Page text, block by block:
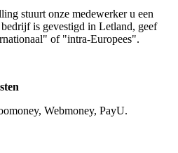
stuurt onze medewerker u een
is gevestigd in Letland, geef
of "intra-Europees".
Webmoney, PayU.